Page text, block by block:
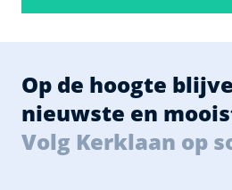
Op de hoogte
nieuwste en
Volg Kerklaan op